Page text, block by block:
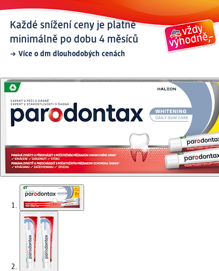
Každé snížení ceny je platné
minimálně po dobu 4 měsíců
Více o dm dlouhodobých cenách